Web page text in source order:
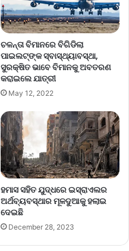
ଚଳନ୍ତା ବିମାନରେ ବିଗିଡିଲା
ପାଇଲଟ୍‌ଙ୍କ ସ୍ବାସ୍ଥ୍ୟାବସ୍ଥା,
ସୁରକ୍ଷିତ ଭାବେ ବିମାନକୁ ଅବତରଣ
କରାଇଲେ ଯାତ୍ରୀ
May 12, 2022
ହମାସ ସହିତ ଯୁଦ୍ଧରେ ଇସ୍ରାଏଲର
ଅର୍ଥବ୍ୟବସ୍ଥାର ମୂଳଦୁଆକୁ ହଲାଇ
ଦେଇଛି
December 28, 2023